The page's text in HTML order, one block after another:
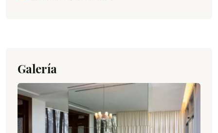
Galería